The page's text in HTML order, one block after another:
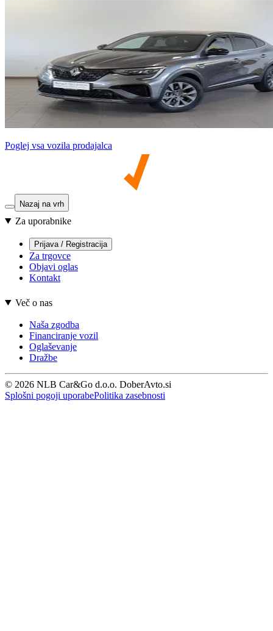
Poglej vsa vozila prodajalca
Nazaj na vrh
Za uporabnike
Prijava / Registracija
Za trgovce
Objavi oglas
Kontakt
Več o nas
Naša zgodba
Financiranje vozil
Oglaševanje
Dražbe
© 2026 NLB Car&Go d.o.o. DoberAvto.si
Splošni pogoji uporabePolitika zasebnosti